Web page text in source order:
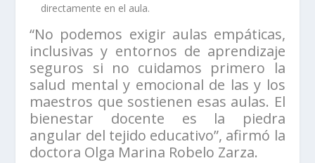
directamente en el aula.
“No podemos exigir aulas empáticas,
inclusivas y entornos de aprendizaje
seguros si no cuidamos primero la
salud mental y emocional de las y los
maestros que sostienen esas aulas. El
bienestar docente es la piedra
angular del tejido educativo”, afirmó la
doctora Olga Marina Robelo Zarza.